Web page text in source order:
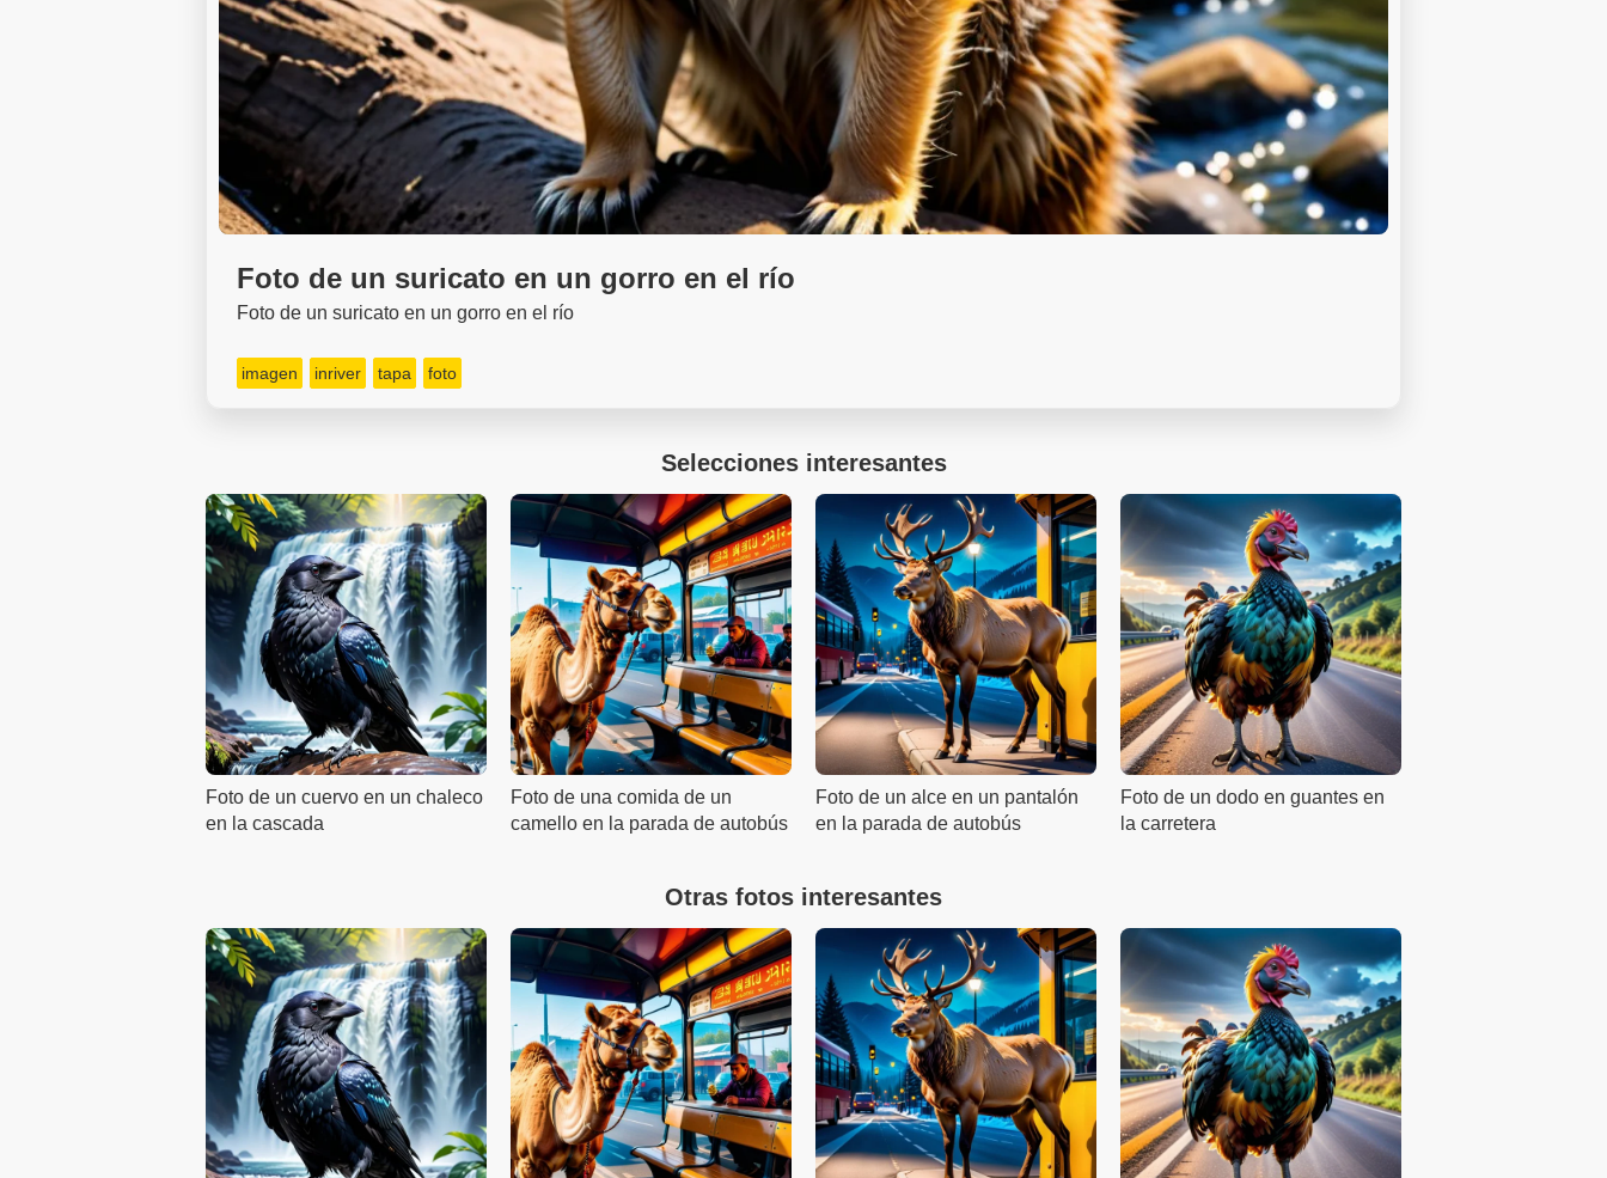
Foto de un suricato en un gorro en el río
Foto de un suricato en un gorro en el río
imagen inriver tapa foto
Selecciones interesantes
Foto de un cuervo en un chaleco
en la cascada
Foto de una comida de un
camello en la parada de autobús
Foto de un alce en un pantalón
en la parada de autobús
Foto de un dodo en guantes en
la carretera
Otras fotos interesantes